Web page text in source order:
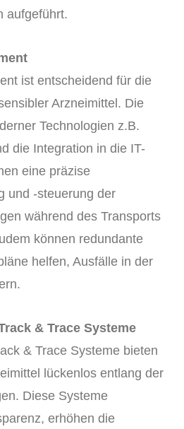
aufgeführt.
ist entscheidend für die
Arzneimittel. Die
Technologien z.B.
die Integration in die IT-
eine präzise
und -steuerung der
während des Transports
können redundante
helfen, Ausfälle in der
& Trace Systeme
& Trace Systeme bieten
lückenlos entlang der
Diese Systeme
erhöhen die